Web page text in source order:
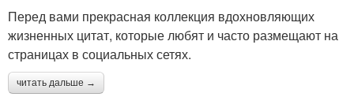
Перед вами прекрасная коллекция вдохновляющих
жизненных цитат, которые любят и часто размещают на
страницах в социальных сетях.
читать дальше →